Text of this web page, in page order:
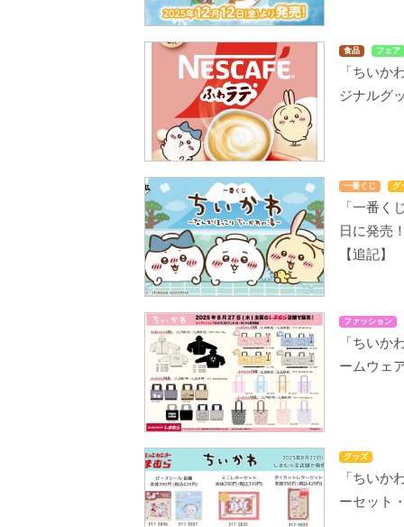
食品 フェア
「ちいか
ジナルグ
一番くじ グ
「一番く
日に発売
【追記】
ファッション
「ちいか
ームウェ
グッズ
「ちいか
ーセット